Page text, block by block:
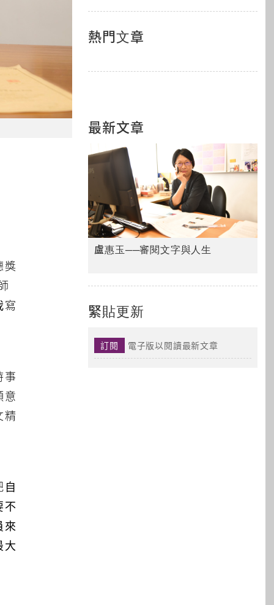
獎
寫
事
意
精
自
不
來
大
熱門文章
最新文章
盧惠玉──審閱文字與人生
緊貼更新
訂閱 電子版以閱讀最新文章